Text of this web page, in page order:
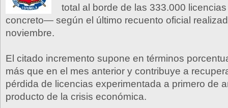
total al borde de las 333.000
concreto— según el último recuento oficial
noviembre.
El citado incremento supone en términos
más que en el mes anterior y contribuye a
pérdida de licencias experimentada a primero de
producto de la crisis económica.